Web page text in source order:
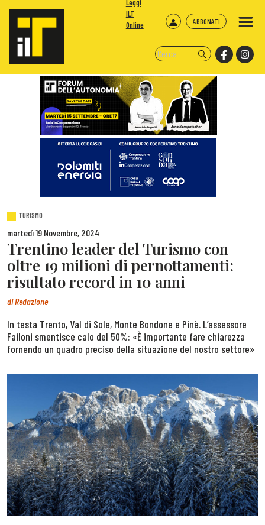
ABBONATI
Leggi
ILT
Online
TURISMO
martedì 19 Novembre, 2024
Trentino leader del Turismo con
oltre 19 milioni di pernottamenti:
risultato record in 10 anni
diRedazione
In testa Trento, Val di Sole, Monte Bondone e Pinè. L’assessore
Failoni smentisce calo del 50%: «È importante fare chiarezza
fornendo un quadro preciso della situazione del nostro settore»